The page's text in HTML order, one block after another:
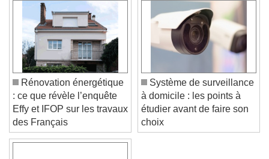
Rénovation énergétique
: ce que révèle l’enquête
Effy et IFOP sur les travaux
des Français
Système de surveillance
à domicile : les points à
étudier avant de faire son
choix